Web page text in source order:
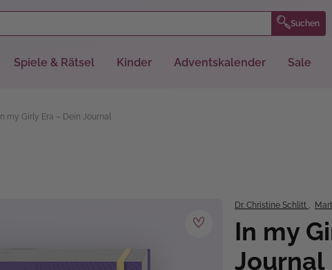
Suchen
Spiele & Rätsel Kinder Adventskalender Sale
In my Girly Era – Dein Journal
Dr. Christine Schlitt ,
In my
Journal